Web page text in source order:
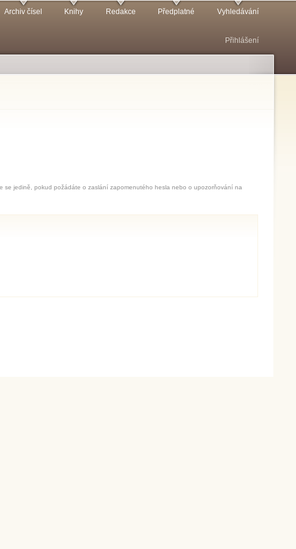
Archiv čísel Knihy Redakce Předplatné Vyhledávání
Přihlášení
se jedině, pokud požádáte o zaslání zapomenutého hesla nebo o upozorňování na